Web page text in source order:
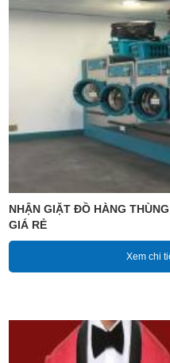
NHẬN GIẶT ĐỒ HÀNG
GIÁ RẺ
Xem chi